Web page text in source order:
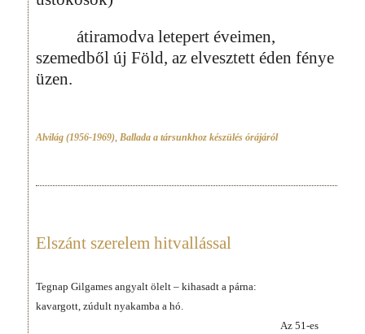
átiramodva letepert éveimen,
szemedből új Föld, az elvesztett éden fénye
üzen.
Alvilág (1956-1969), Ballada a társunkhoz készülés órájáról
Elszánt szerelem hitvallással
Tegnap Gilgames angyalt ölelt – kihasadt a párna:
kavargott, zúdult nyakamba a hó.
Az 51-es